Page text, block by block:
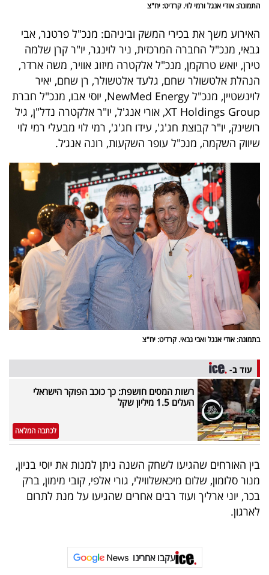
40
UNDER
40
שיתופי
פעולה
דרושים
ניוזלטרים
מייל
אדום
פרסמו
באייס
עקבו
אחרינו:
התמונה: אודי אנגל ורמי לוי. קרדיט: יח"צ
האירוע משך את בכירי המשק וביניהם: מנכ"ל פרטנר, אבי
גבאי, מנכ"ל החברה המרכזית, ניר לוינגר, יו"ר קרן שלמה
טירן, יואש טרוקמן, מנכ"ל אלקטרה מיזוג אוויר, משה ארדר,
הנהלת אלטשולר שחם, גלעד אלטשולר, רן שחם, יאיר
לוינשטיין, מנכ"ל NewMed Energy, יוסי אבו, מנכ"ל חברת
XT Holdings Group, אורי אנג'ל, יו"ר אלקטרה נדל"ן, גיל
רושינק, יו"ר קבוצת חג'ג', עידו חג'ג', רמי לוי מבעלי רמי לוי
שיווק השקמה, מנכ"ל עופר השקעות, רונה אנג׳ל.
בתמונה: אודי אנגל ואבי גבאי. קרדיט: יח"צ
עוד ב-
רשות המסים חושפת: כך כוכב הפוקר הישראלי
העלים 1.5 מיליון שקל
לכתבה המלאה
בין האורחים שהגיעו לשחק השנה ניתן למנות את יוסי בניון,
מנור סלומון, שלום מיכאשלווילי, גורי אלפי, קובי מימון, ברק
בכר, יוני ארליך ועוד רבים אחרים שהגיעו על מנת לתרום
לארגון.
עקבו אחרינו